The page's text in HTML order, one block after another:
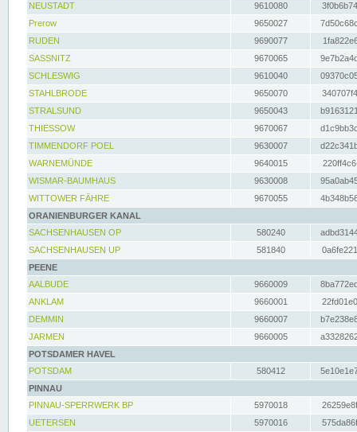
NEUSTADT
9610080
Prerow
9650027
RUDEN
9690077
SASSNITZ
9670065
SCHLESWIG
9610040
STAHLBRODE
9650070
STRALSUND
9650043
THIESSOW
9670067
TIMMENDORF POEL
9630007
WARNEMÜNDE
9640015
WISMAR-BAUMHAUS
9630008
WITTOWER FÄHRE
9670055
ORANIENBURGER KANAL
SACHSENHAUSEN OP
580240
SACHSENHAUSEN UP
581840
PEENE
AALBUDE
9660009
ANKLAM
9660001
DEMMIN
9660007
JARMEN
9660005
POTSDAMER HAVEL
POTSDAM
580412
PINNAU
PINNAU-SPERRWERK BP
5970018
UETERSEN
5970016